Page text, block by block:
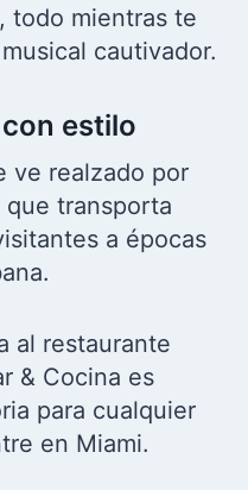
todo mientras te
cautivador.
estilo
ve realzado por
transporta
a épocas
al restaurante
& Cocina es
para cualquier
en Miami.